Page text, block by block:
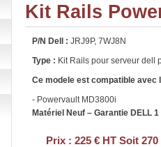
Kit Rails
P/N Dell : JRJ9P, 7WJ8N
Type : Kit Rails pour serveur dell
Ce modele est compatible avec
- Powervault MD3800i
Matériel Neuf – Garantie DELL 1
Prix : 225 € HT Soit 270